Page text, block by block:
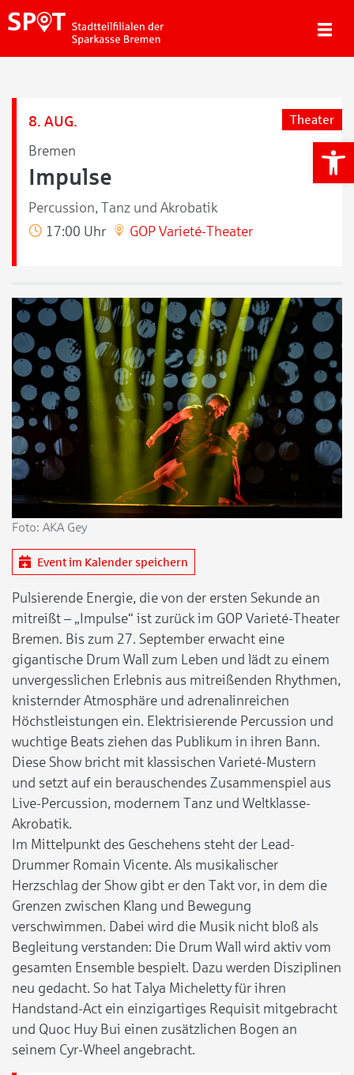
8. AUG.
Bremen
Theater
Impulse
Percussion, Tanz und Akrobatik
17:00 Uhr
GOP Varieté-Theater
Foto: AKA Gey
Event im Kalender speichern
Pulsierende Energie, die von der ersten Sekunde an
mitreißt – „Impulse“ ist zurück im GOP Varieté-Theater
Bremen. Bis zum 27. September erwacht eine
gigantische Drum Wall zum Leben und lädt zu einem
unvergesslichen Erlebnis aus mitreißenden Rhythmen,
knisternder Atmosphäre und adrenalinreichen
Höchstleistungen ein. Elektrisierende Percussion und
wuchtige Beats ziehen das Publikum in ihren Bann.
Diese Show bricht mit klassischen Varieté-Mustern
und setzt auf ein berauschendes Zusammenspiel aus
Live-Percussion, modernem Tanz und Weltklasse-
Akrobatik.
Im Mittelpunkt des Geschehens steht der Lead-
Drummer Romain Vicente. Als musikalischer
Herzschlag der Show gibt er den Takt vor, in dem die
Grenzen zwischen Klang und Bewegung
verschwimmen. Dabei wird die Musik nicht bloß als
Begleitung verstanden: Die Drum Wall wird aktiv vom
gesamten Ensemble bespielt. Dazu werden Disziplinen
neu gedacht. So hat Talya Micheletty für ihren
Handstand-Act ein einzigartiges Requisit mitgebracht
und Quoc Huy Bui einen zusätzlichen Bogen an
seinem Cyr-Wheel angebracht.